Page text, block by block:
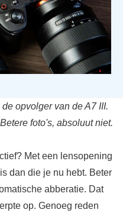
opvolger van de A7 III.
foto's, absoluut niet.
Met een lensopening
dan die je nu hebt. Beter
abberatie. Dat
op. Genoeg reden